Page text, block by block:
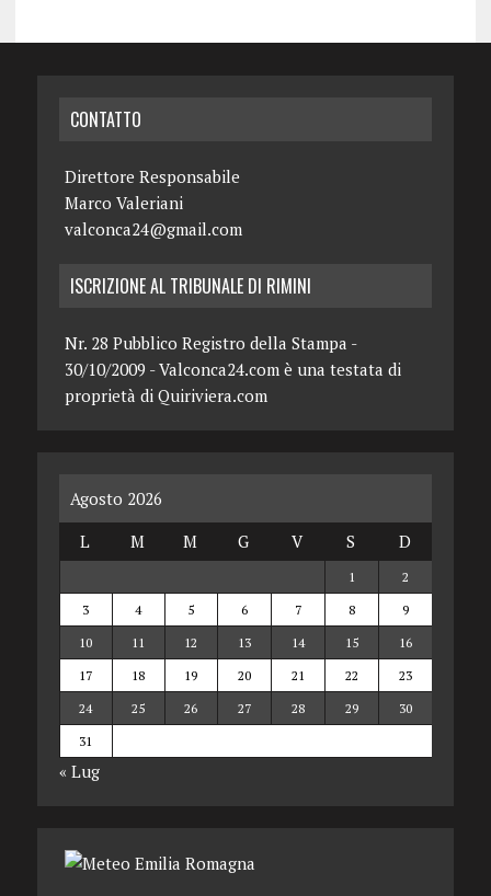
CONTATTO
Direttore Responsabile
Marco Valeriani
valconca24@gmail.com
ISCRIZIONE AL TRIBUNALE DI RIMINI
Nr. 28 Pubblico Registro della Stampa -
30/10/2009 - Valconca24.com è una testata di
proprietà di Quiriviera.com
Agosto 2026
L
M M G V S D
1
2
3
4 5 6 7 8
9
10
11 12 13 14 15
16
17
18 19 20 21 22
23
24
25 26 27 28 29
30
31
« Lug